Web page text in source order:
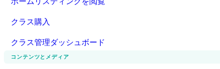
クラス購入
クラス管理ダッシュボード
コンテンツとメディア